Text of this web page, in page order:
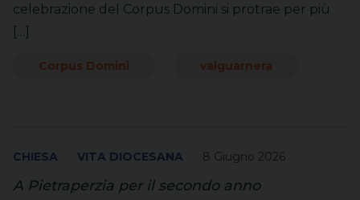
celebrazione del Corpus Domini si protrae per più
[…]
Corpus Domini valguarnera
8 Giugno 2026
CHIESA VITA DIOCESANA
A Pietraperzia per il secondo anno